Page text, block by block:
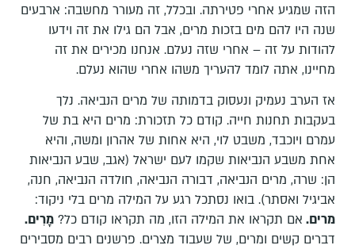
הזה שמגיע אחרי פטירתה. ובכלל, זה מעורר מחשבה: ארבעים
שנה היו להם מים בזכות מרים, אבל הם גילו את זה וידעו
להודות על זה – אחרי שזה נעלם. אנחנו מכירים את זה
מחיינו, אתה לומד להעריך משהו אחרי שהוא נעלם.
אז הערב נעמיק ונעסוק בדמותה של מרים הנביאה. נלך
בעקבות תחנות חייה. קודם כל תזכורת: מרים היא בת של
עמרם ויוכבד, משבט לוי, היא אחות של אהרון ומשה, והיא
אחת משבע הנביאות שקמו לעם ישראל (אגב, שבע הנביאות
הן: שרה, מרים הנביאה, דבורה הנביאה, חולדה הנביאה, חנה,
אביגיל ואסתר). בואו נסתכל רגע על המילה מרים בלי ניקוד:
מרים. אם תקראו את המילה הזו, מה תקראו קודם כל? מָרִים.
דברים קשים ומרים, של שעבוד מצרים. פרשנים רבים מסבירים